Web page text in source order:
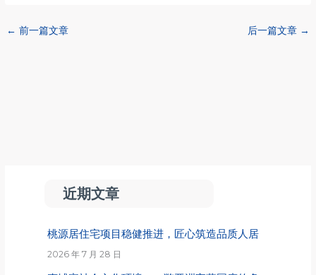
← 前一篇文章 后一篇文章 →
近期文章
桃源居住宅项目稳健推进，匠心筑造品质人居
2026 年 7 月 28 日